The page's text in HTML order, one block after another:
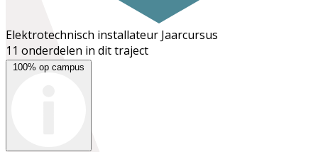
Elektrotechnisch installateur Jaarcursus
11 onderdelen in dit traject
100% op campus